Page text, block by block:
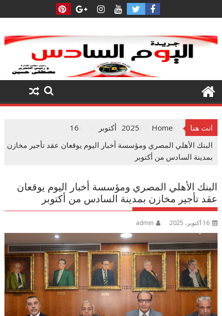
to
انت هنا Home
2025 أكتوبر
16
البنك الأهلي المصري ومؤسسة أخبار اليوم يوقعان عقد تأجير مخازن
بمدينة السادس من أكتوبر
البنك الأهلي المصري ومؤسسة أخبار اليوم يوقعان
عقد تأجير مخازن بمدينة السادس من أكتوبر
16 أكتوبر، 2025 admin